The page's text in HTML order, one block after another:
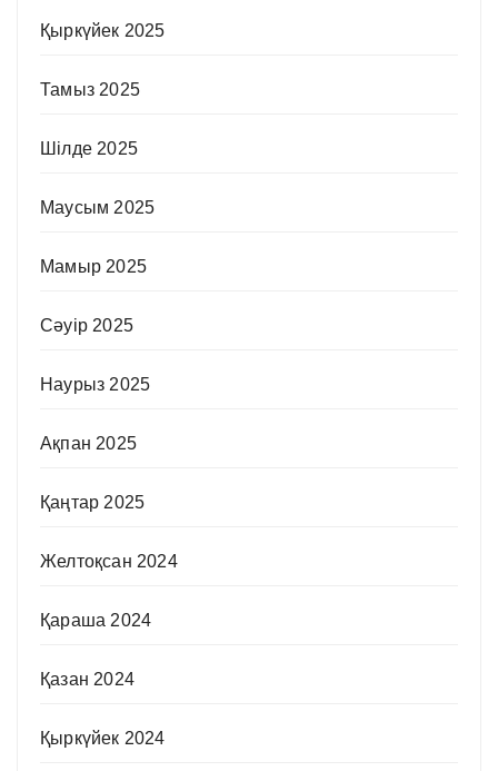
Қыркүйек 2025
Тамыз 2025
Шілде 2025
Маусым 2025
Мамыр 2025
Сәуір 2025
Наурыз 2025
Ақпан 2025
Қаңтар 2025
Желтоқсан 2024
Қараша 2024
Қазан 2024
Қыркүйек 2024